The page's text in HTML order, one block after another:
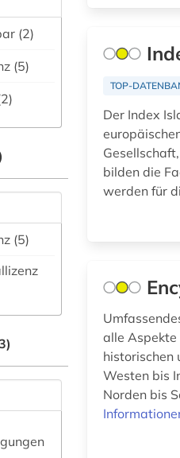
(0)
(0)
-
des
(0)
(1)
(1)
(0
(2)
(5)
(5)
TOP-
Der Index
bilden die
werden für
alle Aspekte
historischen
Westen bis
Norden bis